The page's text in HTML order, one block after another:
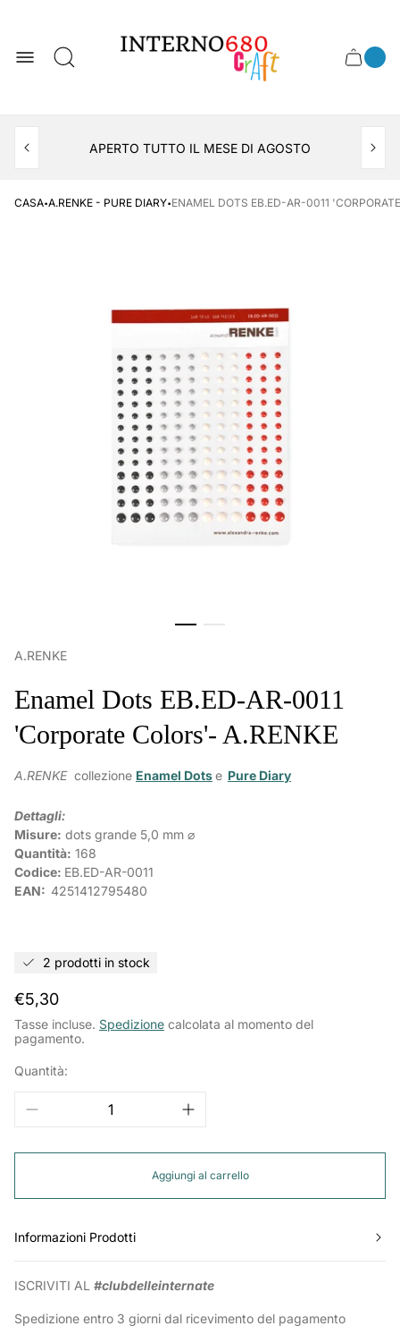
del
negozio
Cassetto
APERTO TUTTO IL MESE DI AGOSTO
CASA·A.RENKE - PURE DIARY·ENAMEL DOTS EB.ED-AR-0011
A.RENKE
Enamel Dots EB.ED-AR-0011
'Corporate Colors'- A.RENKE
A.RENKEcollezione Enamel Dotse Pure Diary
Dettagli:
Misure: dots grande 5,0 mm ⌀
Quantità: 168
Codice: EB.ED-AR-0011
EAN: 4251412795480
2 prodotti in stock
Prezzo
normale
€5,30
Tasse incluse. Spedizione calcolata al momento del
pagamento.
Quantità:
Aggiungi al carrello
Informazioni Prodotti
ISCRIVITI AL #clubdelleinternate
Spedizione entro 3 giorni dal ricevimento del pagamento